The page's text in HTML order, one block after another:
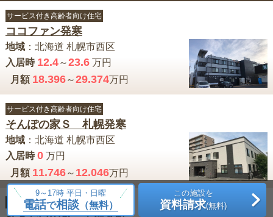
サービス付き高齢者向け住宅
ココファン発寒
地域： 北海道 札幌市西区
入居時 12.4～23.6万円
月額 18.396～29.374万円
サービス付き高齢者向け住宅
そんぽの家Ｓ 札幌発寒
地域： 北海道 札幌市西区
入居時 0万円
月額 11.746～ 12.046万円
サービス付き高齢者向け住宅
9～17時 平日・日曜
電話で相談（無料）
この施設を
資料請求(無料)